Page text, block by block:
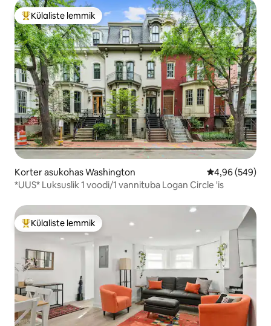
Külaliste suur lemmik
Külaliste lemmik
Korter asukohas Washington Keskmine
4,96 (549)
*UUS* Luksuslik 1 voodi/1 vannituba Logan Circle 'is
Külaliste suur lemmik
Külaliste lemmik